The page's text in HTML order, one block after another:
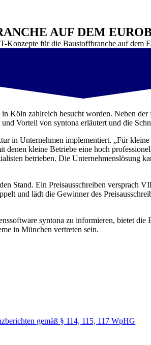
AUF DEM
Konzepte für die Baustoffbranche auf dem
zahlreich besucht worden. Neben
Vorteil von syntona erläutert und die
in Unternehmen implementiert. „Für
kleine Betriebe eine hoch
betrieben. Die
Stand. Ein Preisausschreiben versprach
und lädt die Gewinner des
syntona zu informieren, bietet
in München vertreten sein.
gemäß § 114, 115, 117 WpHG